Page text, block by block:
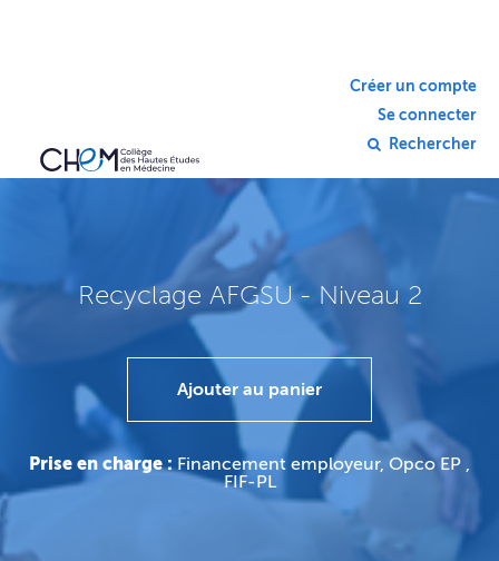
Créer un compte
Se connecter
Rechercher
Recyclage AFGSU - Niveau 2
Ajouter au panier
Prise en charge :Financement employeur, Opco EP ,
FIF-PL